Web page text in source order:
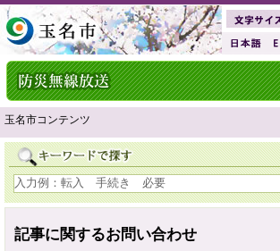
玉名市コンテンツ
記事に関するお問い合わせ